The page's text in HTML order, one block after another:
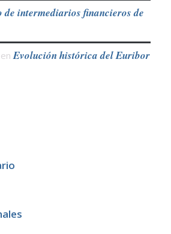
de intermediarios financieros de
Evolución histórica del Euribor